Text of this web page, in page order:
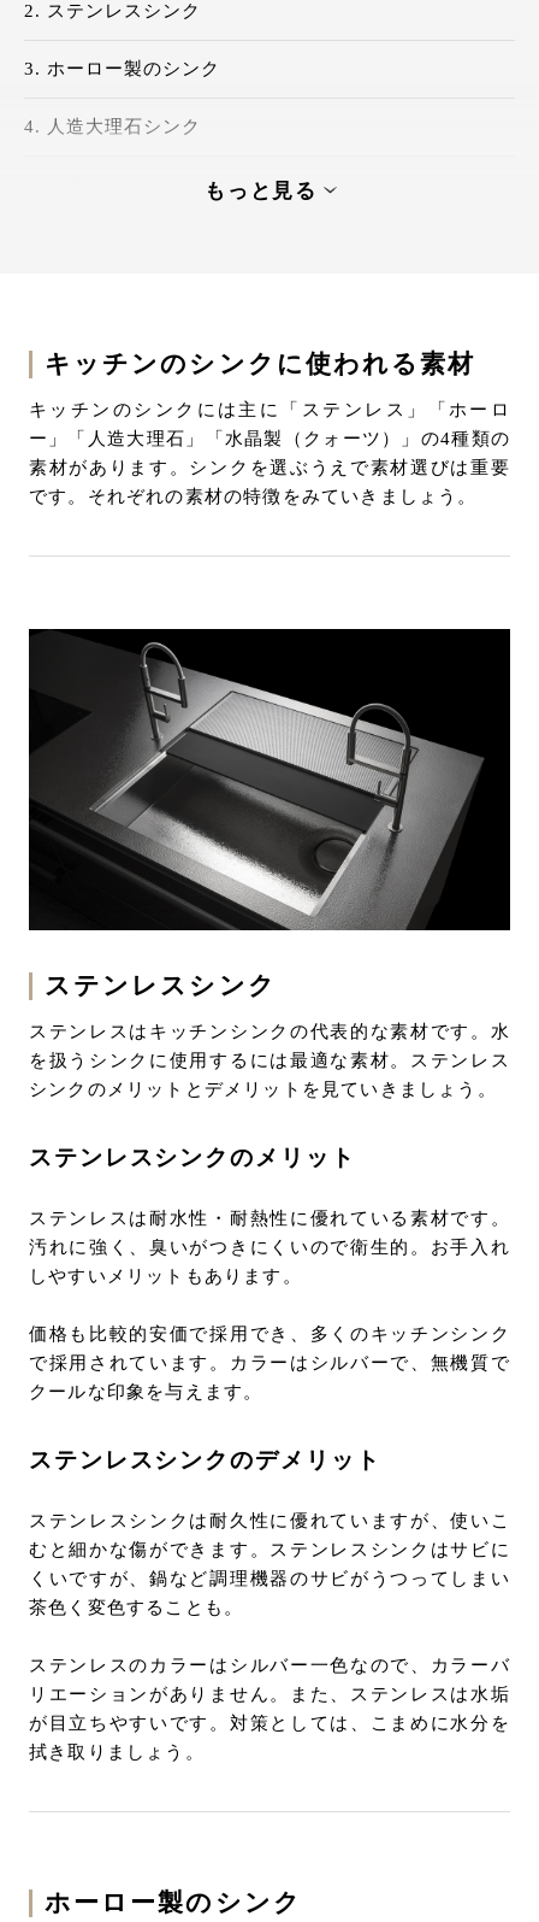
ステンレスシンク
ホーロー製のシンク
人造大理石シンク
水晶製（クォーツ）シンク
失敗・後悔しないキッチンシンクを選ぶためのポ
トーヨーキッチンスタイルの機能性が高いキッチ
ンシンク
もっと見る
キッチンのシンクに使われる素材
キッチンのシンクには主に「ステンレス」「ホーロ
ー」「人造大理石」「水晶製（クォーツ）」の4種類の
素材があります。シンクを選ぶうえで素材選びは重要
です。それぞれの素材の特徴をみていきましょう。
ステンレスシンク
ステンレスはキッチンシンクの代表的な素材です。水
を扱うシンクに使用するには最適な素材。ステンレス
シンクのメリットとデメリットを見ていきましょう。
ステンレスシンクのメリット
ステンレスは耐水性・耐熱性に優れている素材です。
汚れに強く、臭いがつきにくいので衛生的。お手入れ
しやすいメリットもあります。
価格も比較的安価で採用でき、多くのキッチンシンク
で採用されています。カラーはシルバーで、無機質で
クールな印象を与えます。
ステンレスシンクのデメリット
ステンレスシンクは耐久性に優れていますが、使いこ
むと細かな傷ができます。ステンレスシンクはサビに
くいですが、鍋など調理機器のサビがうつってしまい
茶色く変色することも。
ステンレスのカラーはシルバー一色なので、カラーバ
リエーションがありません。また、ステンレスは水垢
が目立ちやすいです。対策としては、こまめに水分を
拭き取りましょう。
ホーロー製のシンク